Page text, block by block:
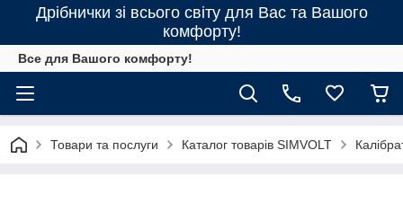
Дрібнички зі всього світу для Вас та Вашого
комфорту!
Все для Вашого комфорту!
Товари та послуги Каталог товарів SIMVOLT